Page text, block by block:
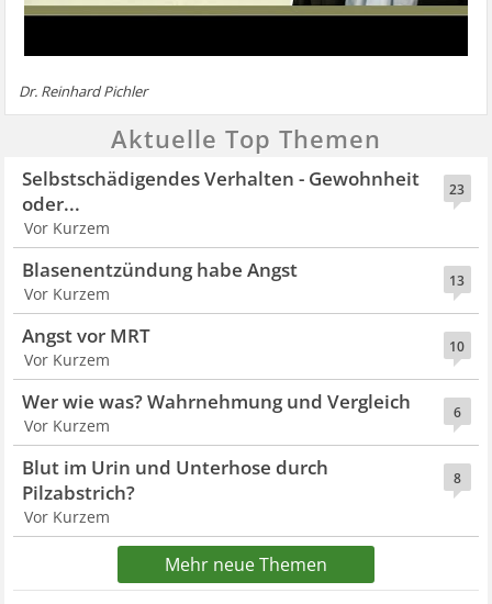
Dr. Reinhard Pichler
Aktuelle Top Themen
23
Selbstschädigendes Verhalten - Gewohnheit
oder...
Vor Kurzem
13
Blasenentzündung habe Angst
Vor Kurzem
10
Angst vor MRT
Vor Kurzem
6
Wer wie was? Wahrnehmung und Vergleich
Vor Kurzem
8
Blut im Urin und Unterhose durch
Pilzabstrich?
Vor Kurzem
Mehr neue Themen